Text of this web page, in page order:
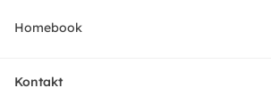
Dostawa
Homebook
O nas
Kontakt